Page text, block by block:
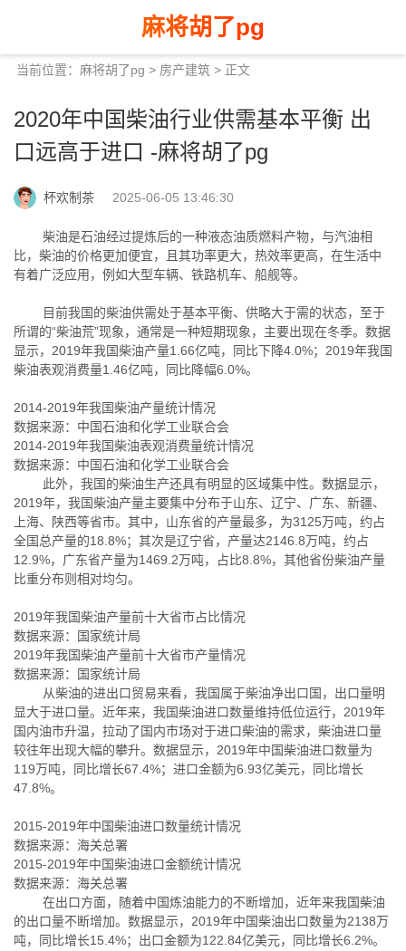
麻将胡了pg
当前位置： 麻将胡了pg > 房产建筑 > 正文
2020年中国柴油行业供需基本平衡 出
口远高于进口 -麻将胡了pg
杯欢制茶 2025-06-05 13:46:30
柴油是石油经过提炼后的一种液态油质燃料产物，与汽油相
比，柴油的价格更加便宜，且其功率更大，热效率更高，在生活中
有着广泛应用，例如大型车辆、铁路机车、船舰等。
目前我国的柴油供需处于基本平衡、供略大于需的状态，至于
所谓的“柴油荒”现象，通常是一种短期现象，主要出现在冬季。数据
显示，2019年我国柴油产量1.66亿吨，同比下降4.0%；2019年我国
柴油表观消费量1.46亿吨，同比降幅6.0%。
2014-2019年我国柴油产量统计情况
数据来源：中国石油和化学工业联合会
2014-2019年我国柴油表观消费量统计情况
数据来源：中国石油和化学工业联合会
此外，我国的柴油生产还具有明显的区域集中性。数据显示，
2019年，我国柴油产量主要集中分布于山东、辽宁、广东、新疆、
上海、陕西等省市。其中，山东省的产量最多，为3125万吨，约占
全国总产量的18.8%；其次是辽宁省，产量达2146.8万吨，约占
12.9%，广东省产量为1469.2万吨，占比8.8%，其他省份柴油产量
比重分布则相对均匀。
2019年我国柴油产量前十大省市占比情况
数据来源：国家统计局
2019年我国柴油产量前十大省市产量情况
数据来源：国家统计局
从柴油的进出口贸易来看，我国属于柴油净出口国，出口量明
显大于进口量。近年来，我国柴油进口数量维持低位运行，2019年
国内油市升温，拉动了国内市场对于进口柴油的需求，柴油进口量
较往年出现大幅的攀升。数据显示，2019年中国柴油进口数量为
119万吨，同比增长67.4%；进口金额为6.93亿美元，同比增长
47.8%。
2015-2019年中国柴油进口数量统计情况
数据来源：海关总署
2015-2019年中国柴油进口金额统计情况
数据来源：海关总署
在出口方面，随着中国炼油能力的不断增加，近年来我国柴油
的出口量不断增加。数据显示，2019年中国柴油出口数量为2138万
吨，同比增长15.4%；出口金额为122.84亿美元，同比增长6.2%。